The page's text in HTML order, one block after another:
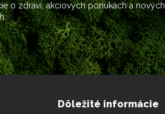
o zdraví, akciových ponukách a nových
Dôležité informácie